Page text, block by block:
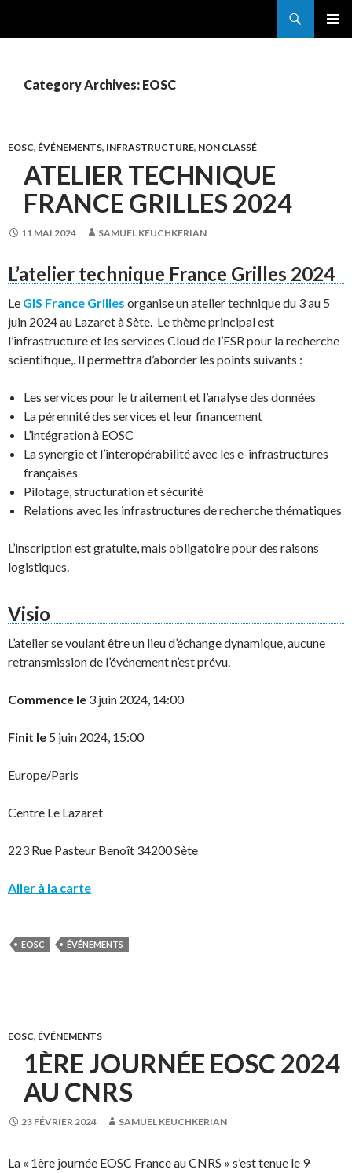
Category Archives: EOSC
EOSC, ÉVÉNEMENTS, INFRASTRUCTURE, NON CLASSÉ
ATELIER TECHNIQUE
FRANCE GRILLES 2024
11 MAI 2024 SAMUEL KEUCHKERIAN
L’atelier technique France Grilles 2024
Le GIS France Grilles organise un atelier technique du 3 au 5
juin 2024 au Lazaret à Sète. Le thème principal est
l’infrastructure et les services Cloud de l’ESR pour la recherche
scientifique,. Il permettra d’aborder les points suivants :
Les services pour le traitement et l’analyse des données
La pérennité des services et leur financement
L’intégration à EOSC
La synergie et l’interopérabilité avec les e-infrastructures
françaises
Pilotage, structuration et sécurité
Relations avec les infrastructures de recherche thématiques
L’inscription est gratuite, mais obligatoire pour des raisons
logistiques.
Visio
L’atelier se voulant être un lieu d’échange dynamique, aucune
retransmission de l’événement n’est prévu.
Commence le 3 juin 2024, 14:00
Finit le 5 juin 2024, 15:00
Europe/Paris
Centre Le Lazaret
223 Rue Pasteur Benoît 34200 Sète
Aller à la carte
EOSC ÉVÉNEMENTS
EOSC, ÉVÉNEMENTS
1ÈRE JOURNÉE EOSC 2024
AU CNRS
23 FÉVRIER 2024 SAMUEL KEUCHKERIAN
La « 1ère journée EOSC France au CNRS » s’est tenue le 9